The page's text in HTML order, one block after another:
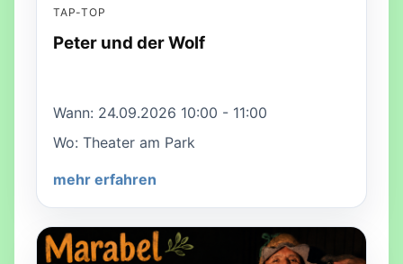
TAP-TOP
Peter und der Wolf
Wann: 24.09.2026 10:00 - 11:00
Wo: Theater am Park
mehr erfahren